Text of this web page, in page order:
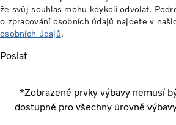
že svůj souhlas mohu kdykoli odvolat.
o zpracování osobních údajů najdete v
osobních údajů.
Poslat
*Zobrazené prvky výbavy nemusí
dostupné pro všechny úrovně